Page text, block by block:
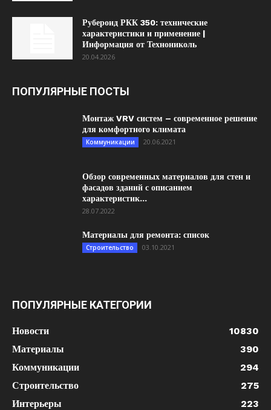
Рубероид РКК 350: технические
характеристики и применение |
Информация от Технониколь
20.04.2026
ПОПУЛЯРНЫЕ ПОСТЫ
Монтаж VRV систем – современное решение
для комфортного климата
Коммуникации 20.06.2021
Обзор современных материалов для стен и
фасадов зданий с описанием
характеристик...
28.07.2022
Материалы для ремонта: список
Строительство 03.10.2021
ПОПУЛЯРНЫЕ КАТЕГОРИИ
Новости
10830
Материалы
390
Коммуникации
294
Строительство
275
Интерьеры
223